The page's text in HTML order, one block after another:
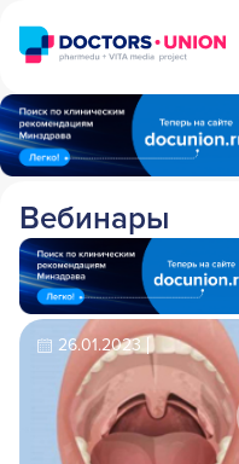
Вебинары
26.01.2023